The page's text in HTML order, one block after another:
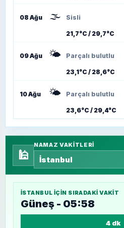
08 Ağu 🌫️ Sisli
21,7°C / 29,7°C
09 Ağu 🌤️ Parçalı bulutlu
23,1°C / 28,6°C
10 Ağu 🌤️ Parçalı bulutlu
23,6°C / 29,4°C
🕌
NAMAZ VAKITLERI
İSTANBUL IÇIN SIRADAKI VAKIT
Güneş - 05:58
4 dk